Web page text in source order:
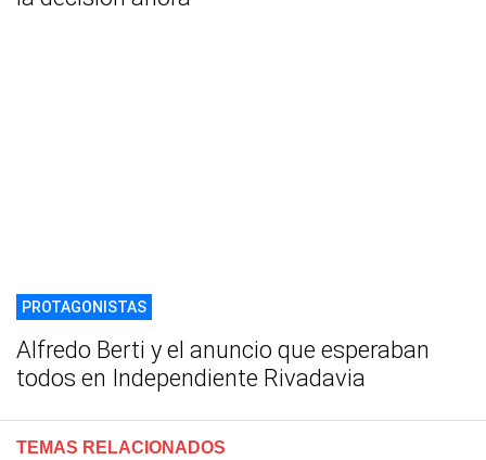
PROTAGONISTAS
Alfredo Berti y el anuncio que esperaban
todos en Independiente Rivadavia
TEMAS RELACIONADOS